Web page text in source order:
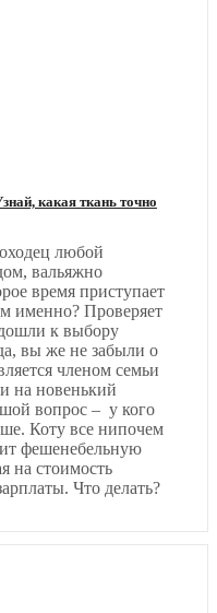
какая ткань точно
любой
вальяжно
время приступает
именно? Проверяет
к выбору
вы же не забыли о
членом семьи
на новенький
вопрос – у кого
Коту все нипочем
фешенебельную
на стоимость
Что делать?